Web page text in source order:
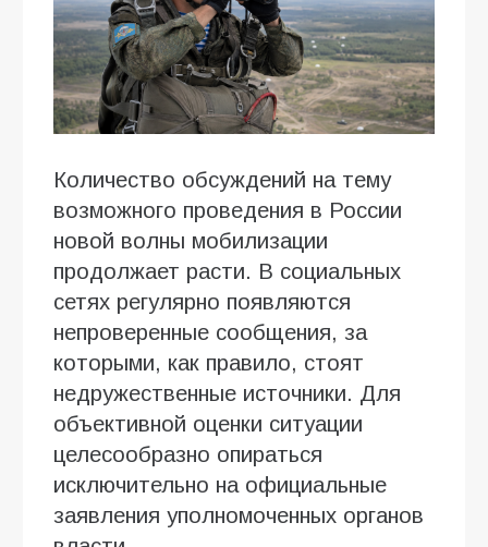
Количество обсуждений на тему
возможного проведения в России
новой волны мобилизации
продолжает расти. В социальных
сетях регулярно появляются
непроверенные сообщения, за
которыми, как правило, стоят
недружественные источники. Для
объективной оценки ситуации
целесообразно опираться
исключительно на официальные
заявления уполномоченных органов